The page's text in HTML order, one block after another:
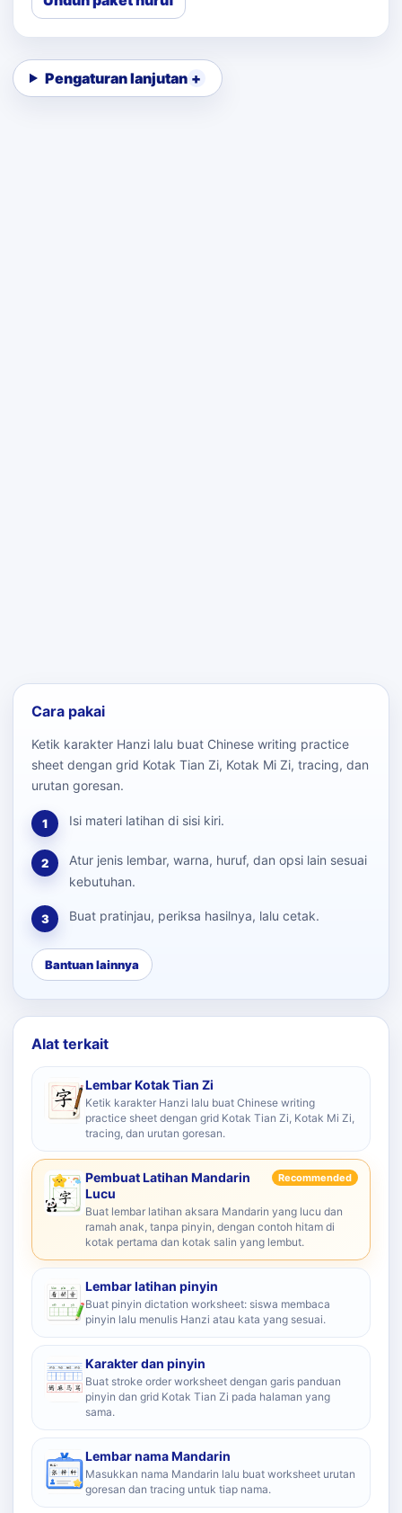
Pengaturan lanjutan
Cara pakai
Ketik karakter Hanzi lalu buat Chinese writing practice
sheet dengan grid Kotak Tian Zi, Kotak Mi Zi, tracing, dan
urutan goresan.
1 Isi materi latihan di sisi kiri.
2
Atur jenis lembar, warna, huruf, dan opsi lain sesuai
kebutuhan.
3 Buat pratinjau, periksa hasilnya, lalu cetak.
Bantuan lainnya
Alat terkait
Lembar Kotak Tian Zi
Ketik karakter Hanzi lalu buat Chinese writing
practice sheet dengan grid Kotak Tian Zi, Kotak Mi Zi,
tracing, dan urutan goresan.
Pembuat Latihan Mandarin
Lucu
Recommended
Buat lembar latihan aksara Mandarin yang lucu dan
ramah anak, tanpa pinyin, dengan contoh hitam di
kotak pertama dan kotak salin yang lembut.
Lembar latihan pinyin
Buat pinyin dictation worksheet: siswa membaca
pinyin lalu menulis Hanzi atau kata yang sesuai.
Karakter dan pinyin
Buat stroke order worksheet dengan garis panduan
pinyin dan grid Kotak Tian Zi pada halaman yang
sama.
Lembar nama Mandarin
Masukkan nama Mandarin lalu buat worksheet urutan
goresan dan tracing untuk tiap nama.